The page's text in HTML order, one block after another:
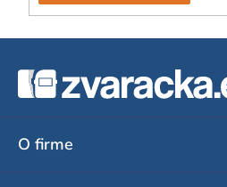
O firme